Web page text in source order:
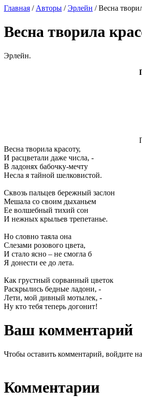
Главная / Авторы /Эрлейн / Весна
Весна творила
Эрлейн.
Весна творила красоту,
И расцветали даже числа, -
В ладонях бабочку-мечту
Несла я тайной шелковистой.
Сквозь пальцев бережный заслон
Мешала со своим дыханьем
Ее волшебный тихий сон
И нежных крыльев трепетанье.
Но словно таяла она
Слезами розового цвета,
И стало ясно – не смогла б
Я донести ее до лета.
Как грустный сорванный цветок
Раскрылись бедные ладони, -
Лети, мой дивный мотылек, -
Ну кто тебя теперь догонит!
Ваш комментарий
Чтобы оставить комментарий, войдите
Комментарии